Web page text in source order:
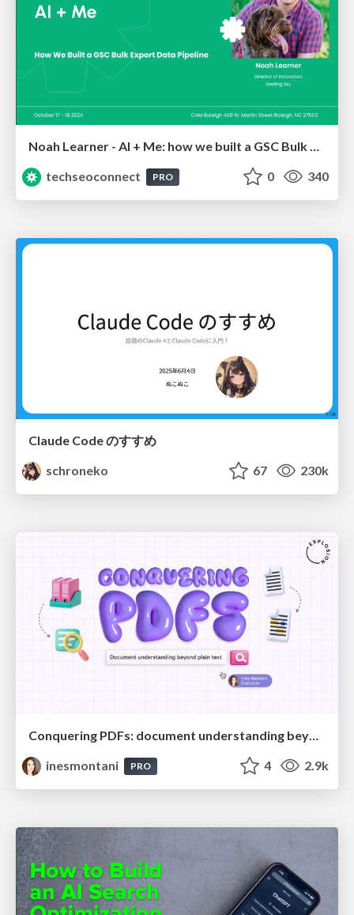
Noah Learner - AI + Me: how we built a GSC Bulk Export data pipeline
techseoconnect
PRO 0 340
Claude Code のすすめ
schroneko
67 230k
Conquering PDFs: document understanding beyond plain text
inesmontani
PRO 4 2.9k